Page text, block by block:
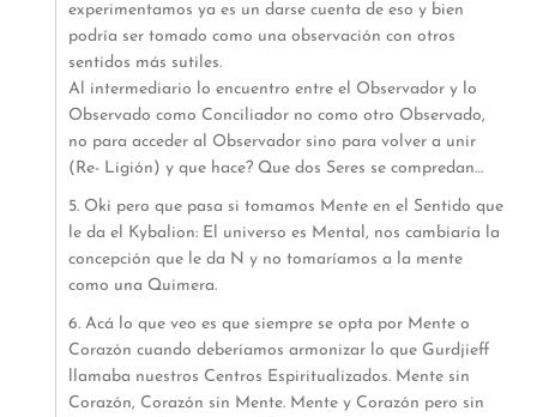
experimentamos ya es un darse cuenta de eso y bien
podría ser tomado como una observación con otros
sentidos más sutiles.
Al intermediario lo encuentro entre el Observador y lo
Observado como Conciliador no como otro Observado,
no para acceder al Observador sino para volver a unir
(Re- Ligión) y que hace? Que dos Seres se compredan…
5. Oki pero que pasa si tomamos Mente en el Sentido que
le da el Kybalion: El universo es Mental, nos cambiaría la
concepción que le da N y no tomaríamos a la mente
como una Quimera.
6. Acá lo que veo es que siempre se opta por Mente o
Corazón cuando deberíamos armonizar lo que Gurdjieff
llamaba nuestros Centros Espiritualizados. Mente sin
Corazón, Corazón sin Mente. Mente y Corazón pero sin